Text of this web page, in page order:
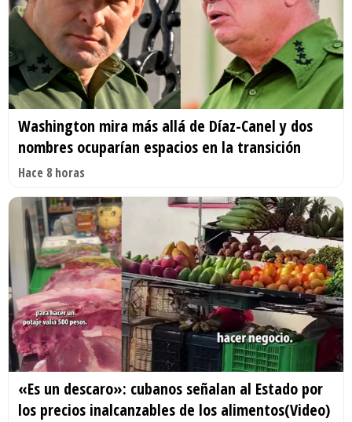
Washington mira más allá de Díaz-Canel y dos
nombres ocuparían espacios en la transición
Hace 8 horas
«Es un descaro»: cubanos señalan al Estado por
los precios inalcanzables de los alimentos(Video)